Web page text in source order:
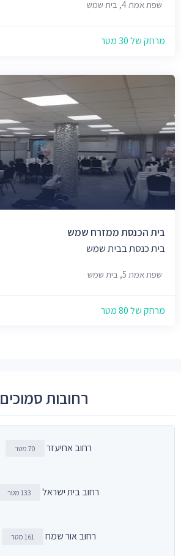
שפת אמת 4, בית שמש
מרחק של 30 מטר
בית הכנסת ממזרח שמש
בית כנסת בבית שמש
שפת אמת 5, בית שמש
מרחק של 80 מטר
רחובות סמוכים
רחוב אחיעזר 70 מטר
רחוב בית ישראל 133 מטר
רחוב אור שמח 161 מטר